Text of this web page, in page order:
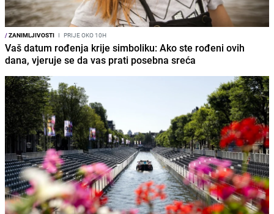
/ZANIMLJIVOSTI I PRIJE OKO 10H
Vaš datum rođenja krije simboliku: Ako ste rođeni ovih
dana, vjeruje se da vas prati posebna sreća